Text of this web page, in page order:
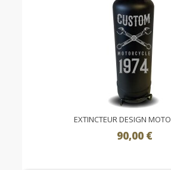
EXTINCTEUR DESIGN
90,00 €